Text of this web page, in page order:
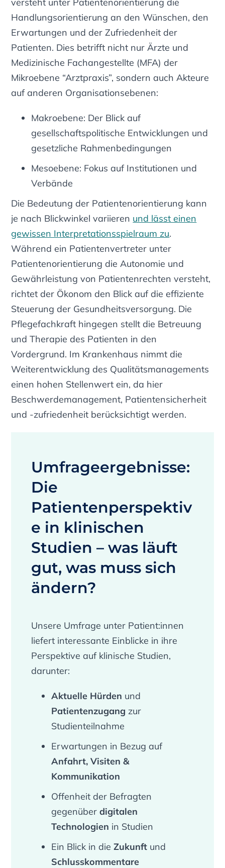
Handlungsorientierung an den Wünschen, den
Erwartungen und der Zufriedenheit der
Patienten. Dies betrifft nicht nur Ärzte und
Medizinische Fachangestellte (MFA) der
Mikroebene “Arztpraxis”, sondern auch Akteure
auf anderen Organisationsebenen:
Makroebene: Der Blick auf
gesellschaftspolitische Entwicklungen und
gesetzliche Rahmenbedingungen
Mesoebene: Fokus auf Institutionen und
Verbände
Die Bedeutung der Patientenorientierung kann
je nach Blickwinkel variieren und lässt einen
gewissen Interpretationsspielraum zu.
Während ein Patientenvertreter unter
Patientenorientierung die Autonomie und
Gewährleistung von Patientenrechten versteht,
richtet der Ökonom den Blick auf die effiziente
Steuerung der Gesundheitsversorgung. Die
Pflegefachkraft hingegen stellt die Betreuung
und Therapie des Patienten in den
Vordergrund. Im Krankenhaus nimmt die
Weiterentwicklung des Qualitätsmanagements
einen hohen Stellenwert ein, da hier
Beschwerdemanagement, Patientensicherheit
und -zufriedenheit berücksichtigt werden.
Umfrageergebnisse:
Die
Patientenperspektiv
e in klinischen
Studien – was läuft
gut, was muss sich
ändern?
Unsere Umfrage unter Patient:innen
liefert interessante Einblicke in ihre
Perspektive auf klinische Studien,
darunter:
Aktuelle Hürden und
Patientenzugang zur
Studienteilnahme
Erwartungen in Bezug auf
Anfahrt, Visiten &
Kommunikation
Offenheit der Befragten
gegenüberdigitalen
Technologien in Studien
Ein Blick in dieZukunft und
Schlusskommentare